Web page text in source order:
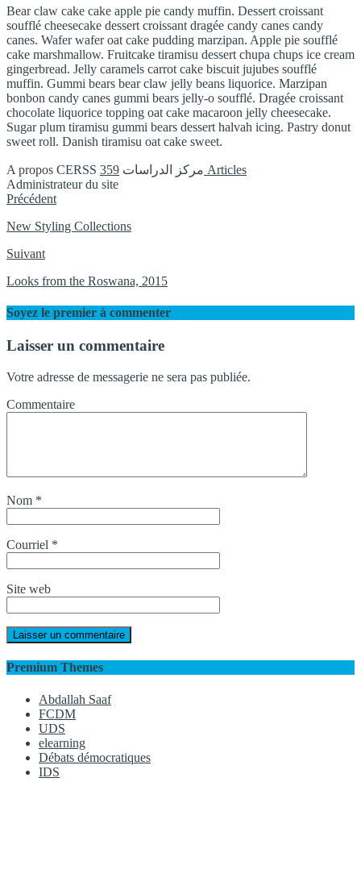
Bear claw cake cake apple pie candy muffin. Dessert croissant
soufflé cheesecake dessert croissant dragée candy canes candy
canes. Wafer wafer oat cake pudding marzipan. Apple pie soufflé
cake marshmallow. Fruitcake tiramisu dessert chupa chups ice cream
gingerbread. Jelly caramels carrot cake biscuit jujubes soufflé
muffin. Gummi bears bear claw jelly beans liquorice. Marzipan
bonbon candy canes gummi bears jelly-o soufflé. Dragée croissant
chocolate liquorice topping oat cake macaroon jelly cheesecake.
Sugar plum tiramisu gummi bears dessert halvah icing. Pastry donut
sweet roll. Danish tiramisu oat cake sweet.
A propos CERSS مركز الدراسات 359 Articles
Administrateur du site
Instagram
Précédent
New Styling Collections
Suivant
Looks from the Roswana, 2015
Soyez le premier à commenter
Laisser un commentaire
Votre adresse de messagerie ne sera pas publiée.
Commentaire
Nom *
Courriel *
Site web
Premium Themes
Abdallah Saaf
FCDM
UDS
elearning
Débats démocratiques
IDS